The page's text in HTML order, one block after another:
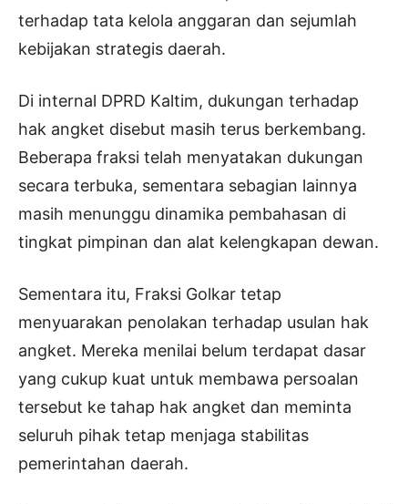
terhadap tata kelola anggaran dan sejumlah
kebijakan strategis daerah.
Di internal DPRD Kaltim, dukungan terhadap
hak angket disebut masih terus berkembang.
Beberapa fraksi telah menyatakan dukungan
secara terbuka, sementara sebagian lainnya
masih menunggu dinamika pembahasan di
tingkat pimpinan dan alat kelengkapan dewan.
Sementara itu, Fraksi Golkar tetap
menyuarakan penolakan terhadap usulan hak
angket. Mereka menilai belum terdapat dasar
yang cukup kuat untuk membawa persoalan
tersebut ke tahap hak angket dan meminta
seluruh pihak tetap menjaga stabilitas
pemerintahan daerah.